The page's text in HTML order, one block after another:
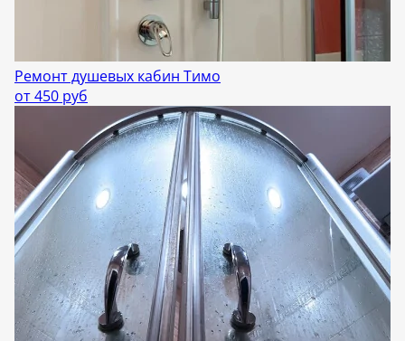
Ремонт душевых кабин Тимо
от 450 руб